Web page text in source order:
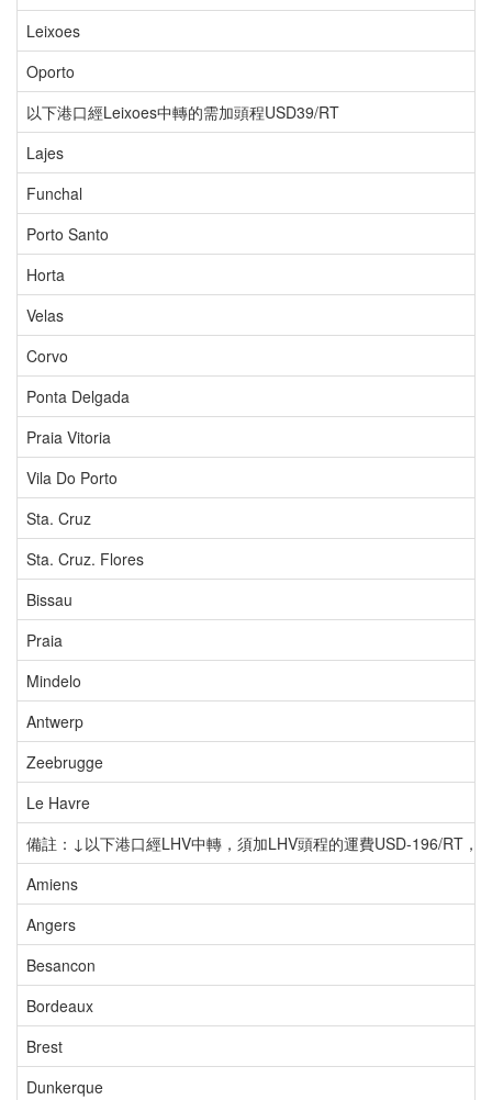
Leixoes
Oporto
以下港口經Leixoes中轉的需加頭程USD39/RT
Lajes
Funchal
Porto Santo
Horta
Velas
Corvo
Ponta Delgada
Praia Vitoria
Vila Do Porto
Sta. Cruz
Sta. Cruz. Flores
Bissau
Praia
Mindelo
Antwerp
Zeebrugge
Le Havre
備註：↓以下港口經LHV中轉，須加LHV頭程的運費USD-196/RT
Amiens
Angers
Besancon
Bordeaux
Brest
Dunkerque